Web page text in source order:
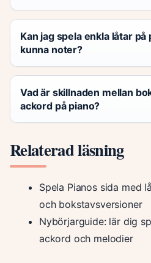
Kan jag spela enkla låtar på
kunna noter?
Vad är skillnaden mellan
ackord på piano?
Relaterad läsning
Spela Pianos sida med
och bokstavsversioner
Nybörjarguide: lär dig
ackord och melodier